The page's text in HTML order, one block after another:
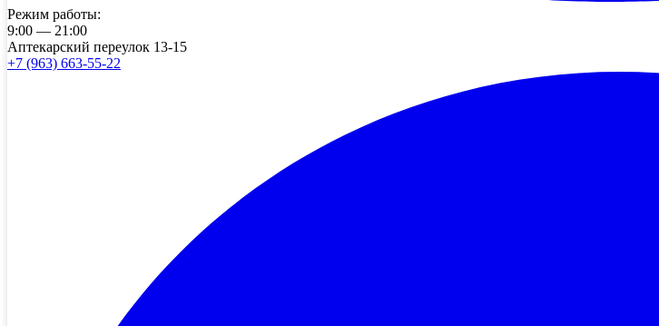
Режим работы:
9:00 — 21:00
Аптекарский переулок 13-15
+7 (963) 663-55-22